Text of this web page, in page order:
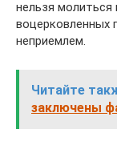
нельзя
воцерковленных
неприемлем.
Читайте
заключены